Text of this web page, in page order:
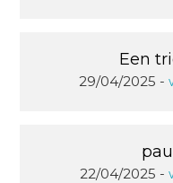
Een
29/04/2025 -
22/04/2025 -